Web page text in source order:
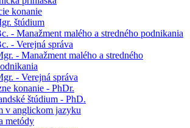
konanie
štúdium
- Manažment malého a stredného podnikania
- Verejná správa
- Manažment malého a stredného
- Verejná správa
konanie - PhDr.
štúdium - PhD.
v anglickom jazyku
metódy